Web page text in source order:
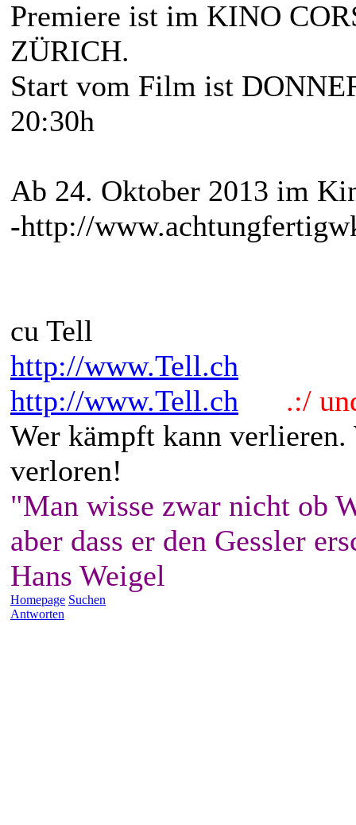
Premiere ist im KINO
ZÜRICH.
Start vom Film ist
20:30h
Ab 24. Oktober 2013 im
-http://
cu Tell
http://www.Tell.ch
http://www.Tell.ch
.:/
Wer kämpft kann
verloren!
"Man wisse zwar nicht ob
aber dass er den Gessler
Hans Weigel
Homepage Suchen
Antworten